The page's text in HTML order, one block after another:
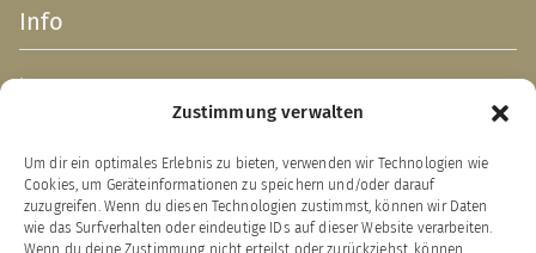
Zustimmung verwalten
Um dir ein optimales Erlebnis zu bieten, verwenden wir Technologien wie
Cookies, um Geräteinformationen zu speichern und/oder darauf
zuzugreifen. Wenn du diesen Technologien zustimmst, können wir Daten
wie das Surfverhalten oder eindeutige IDs auf dieser Website verarbeiten.
Wenn du deine Zustimmung nicht erteilst oder zurückziehst, können
Info
Impressum
Verpackungsentsorgung (PPWR)
Widerrufsbelehrung
Zahlung & Versand